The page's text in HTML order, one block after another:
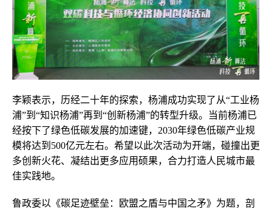
李颖表示，历经二十年的探索，杨浦成功实现了从“工业杨
浦”到“知识杨浦”再到“创新杨浦”的转型升级。当前杨浦已
经按下了绿色低碳发展的加速键，2030年绿色低碳产业规
模将达到500亿元左右。希望以此次活动为开端，碰撞出更
多创新火花、凝结出更多应用硕果，合力打造人民城市最
佳实践地。
鲁政委以《碳足迹壁垒：欧盟之盾与中国之矛》为题，剖